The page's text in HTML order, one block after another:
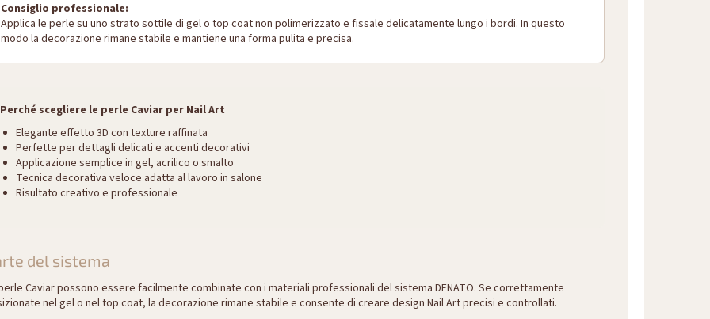
Consiglio professionale:
Applica le perle su uno strato sottile di gel o top coat non polimerizzato e fissale delicatamente lungo i bordi. In questo
modo la decorazione rimane stabile e mantiene una forma pulita e precisa.
Perché scegliere le perle Caviar per Nail Art
Elegante effetto 3D con texture raffinata
Perfette per dettagli delicati e accenti decorativi
Applicazione semplice in gel, acrilico o smalto
Tecnica decorativa veloce adatta al lavoro in salone
Risultato creativo e professionale
del sistema
Caviar possono essere facilmente combinate con i materiali professionali del sistema DENATO. Se correttamente
nel gel o nel top coat, la decorazione rimane stabile e consente di creare design Nail Art precisi e controllati.